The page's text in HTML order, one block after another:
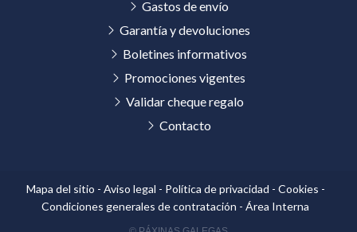
Gastos de envío
Garantía y devoluciones
Boletines informativos
Promociones vigentes
Validar cheque regalo
Contacto
Mapa del sitio - Aviso legal - Política de privacidad - Cookies -
Condiciones generales de contratación - Área Interna